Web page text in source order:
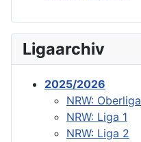
Ligaarchiv
2025/2026
NRW: Oberliga
NRW: Liga 1
NRW: Liga 2